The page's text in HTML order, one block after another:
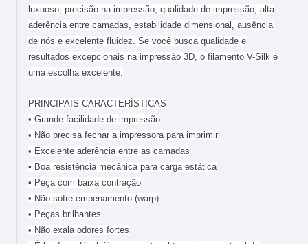
luxuoso, precisão na impressão, qualidade de impressão, alta
aderência entre camadas, estabilidade dimensional, ausência
de nós e excelente fluidez. Se você busca qualidade e
resultados excepcionais na impressão 3D, o filamento V-Silk é
uma escolha excelente.
PRINCIPAIS CARACTERÍSTICAS
• Grande facilidade de impressão
• Não precisa fechar a impressora para imprimir
• Excelente aderência entre as camadas
• Boa resistência mecânica para carga estática
• Peça com baixa contração
• Não sofre empenamento (warp)
• Peças brilhantes
• Não exala odores fortes